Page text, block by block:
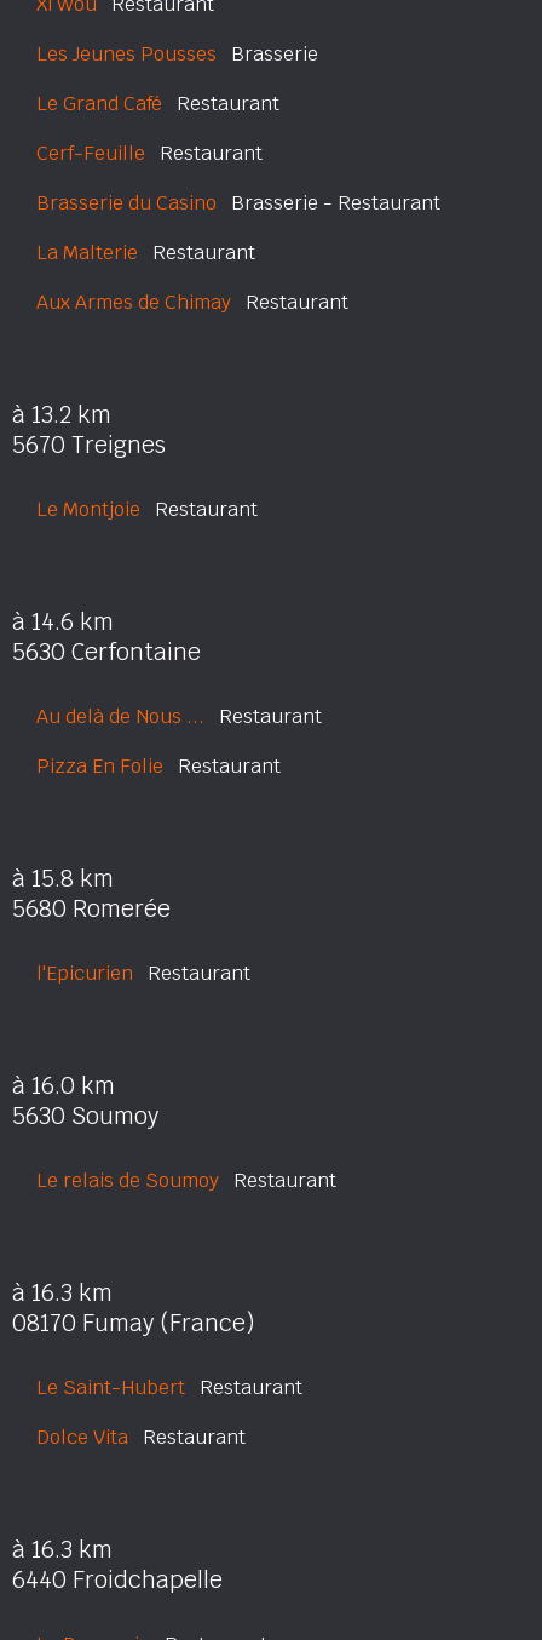
Les Jeunes Pousses Brasserie
Le Grand Café Restaurant
Cerf-Feuille Restaurant
Brasserie du Casino Brasserie - Restaurant
La Malterie Restaurant
Aux Armes de Chimay Restaurant
à 13.2 km
5670 Treignes
Le Montjoie Restaurant
à 14.6 km
5630 Cerfontaine
Au delà de Nous ... Restaurant
Pizza En Folie Restaurant
à 15.8 km
5680 Romerée
l'Epicurien Restaurant
à 16.0 km
5630 Soumoy
Le relais de Soumoy Restaurant
à 16.3 km
08170 Fumay (France)
Le Saint-Hubert Restaurant
Dolce Vita Restaurant
à 16.3 km
6440 Froidchapelle